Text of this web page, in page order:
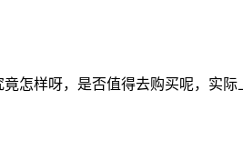
怎样呀，是否值得去购买呢，实